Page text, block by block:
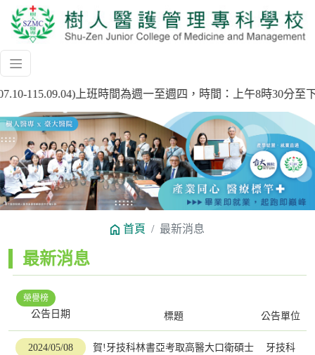
115.09.04)上班時間為週一至週四，時間：上午8時30分至
Previous Next
首頁 最新消息
最新消息
榮譽榜
公告日期 標題 公告單位
2024/05/08
賀!牙技科林書亞考取高醫大口衛碩士
牙技科